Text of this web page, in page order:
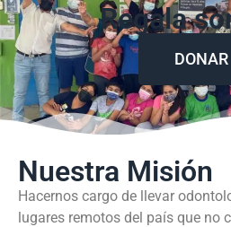
Regala
DONAR
Nuestra Misión
Hacernos cargo de llevar
lugares remotos del país que no